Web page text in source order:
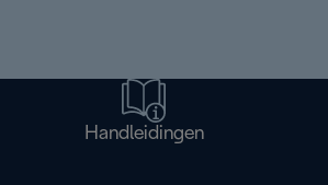
Handleidingen